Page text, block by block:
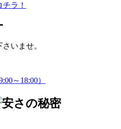
ラ！
いませ。
～18:00）